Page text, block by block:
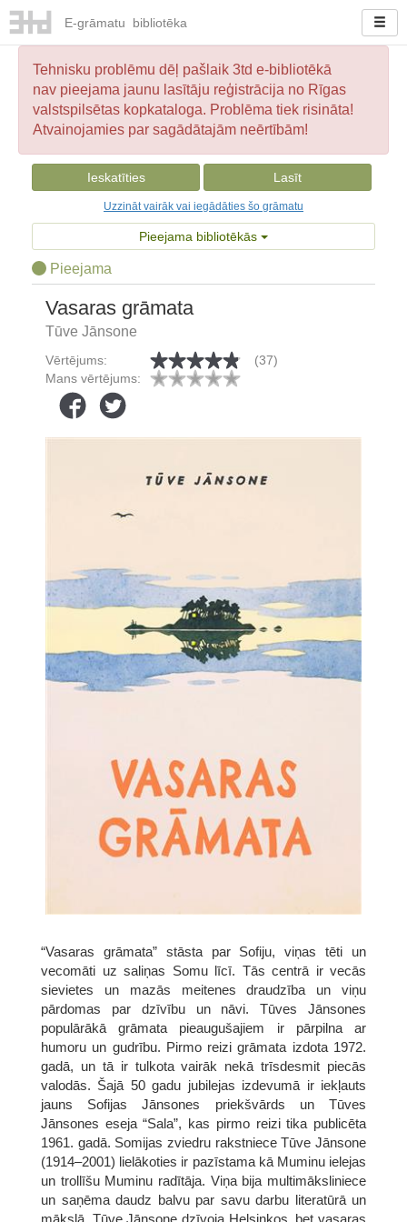
E-grāmatu bibliotēka
Tehnisku problēmu dēļ pašlaik 3td e-bibliotēkā
nav pieejama jaunu lasītāju reģistrācija no Rīgas
valstspilsētas kopkataloga. Problēma tiek risināta!
Atvainojamies par sagādātajām neērtībām!
Ieskatīties Lasīt
Uzzināt vairāk vai iegādāties šo grāmatu
Pieejama bibliotēkās
Pieejama
Vasaras grāmata
Tūve Jānsone
Vērtējums:
(37)
Mans vērtējums:
“Vasaras grāmata” stāsta par Sofiju, viņas tēti un
vecomāti uz saliņas Somu līcī. Tās centrā ir vecās
sievietes un mazās meitenes draudzība un viņu
pārdomas par dzīvību un nāvi. Tūves Jānsones
populārākā grāmata pieaugušajiem ir pārpilna ar
humoru un gudrību. Pirmo reizi grāmata izdota 1972.
gadā, un tā ir tulkota vairāk nekā trīsdesmit piecās
valodās. Šajā 50 gadu jubilejas izdevumā ir iekļauts
jauns Sofijas Jānsones priekšvārds un Tūves
Jānsones eseja “Sala”, kas pirmo reizi tika publicēta
1961. gadā. Somijas zviedru rakstniece Tūve Jānsone
(1914–2001) lielākoties ir pazīstama kā Muminu ielejas
un trollīšu Muminu radītāja. Viņa bija multimāksliniece
un saņēma daudz balvu par savu darbu literatūrā un
mākslā. Tūve Jānsone dzīvoja Helsinkos, bet vasaras